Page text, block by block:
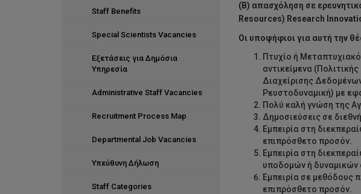
Staff by numbers
Staff Benefits
Special Scientists Vacancies
Εξετάσεις για Δημόσια
Υπηρεσία
Administrative Staff Vacancies
Recruitment Process Map
Departmental Job Vacancies
Υπεύθυνη Δήλωση
Staff Categories
(Β) απασχόληση σε
Resources) Research
Οι υποψήφιοι για αυτή την
Πτυχίο ή
αντικείμενα
Διαχείρισης
Ρευστοδυναμική) με
Πολύ καλή γνώση της
Δημοσιεύσεις σε
Εμπειρία στη
επιπρόσθετο προσόν.
Εμπειρία στη
υποδομών ή δυναμικών
Εμπειρία σε μεθόδους
επιπρόσθετο προσόν.